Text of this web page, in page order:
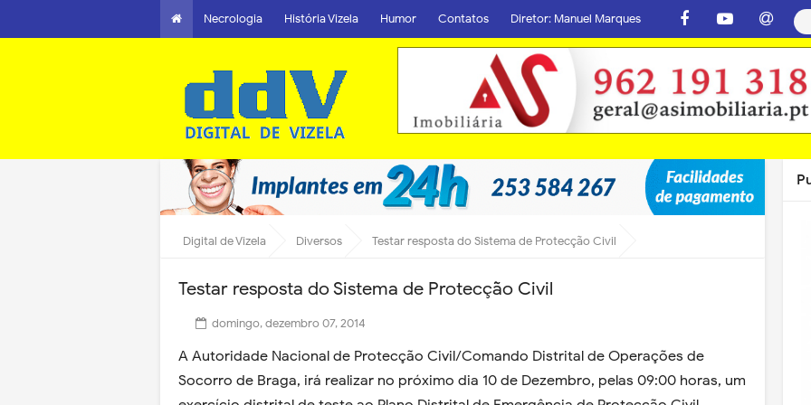
Necrologia História Vizela Humor Contatos Diretor: Manuel Marques
Digital de Vizela Diversos Testar resposta do Sistema de Protecção Civil
Testar resposta do Sistema de Protecção Civil
domingo, dezembro 07, 2014
A Autoridade Nacional de Protecção Civil/Comando Distrital de Operações de
Socorro de Braga, irá realizar no próximo dia 10 de Dezembro, pelas 09:00 horas, um